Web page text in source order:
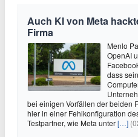
Auch KI von Meta
Firma
Menlo
OpenAI
dass
bei einigen Vorfällen der beiden
hier in einer Fehlkonfiguration
Testpartner, wie Meta unter[…]